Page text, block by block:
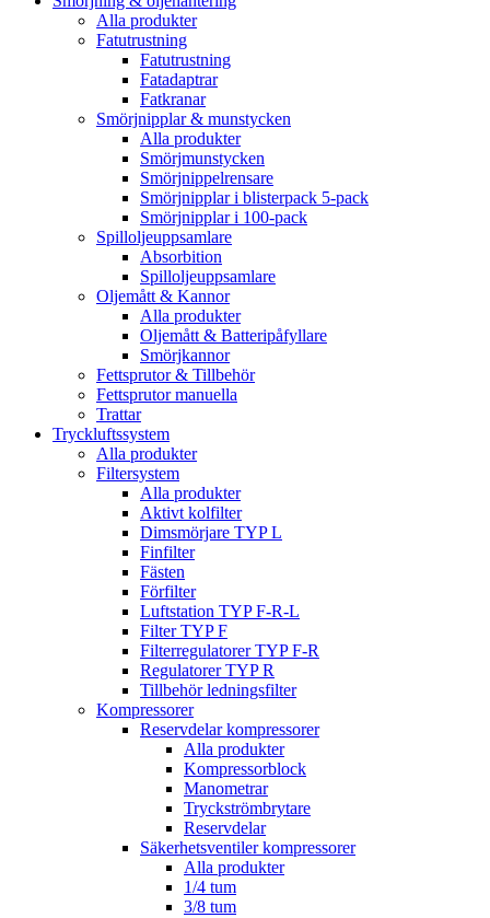
Alla produkter
Fatutrustning
Fatutrustning
Fatadaptrar
Fatkranar
Smörjnipplar & munstycken
Alla produkter
Smörjmunstycken
Smörjnippelrensare
Smörjnipplar i blisterpack 5-pack
Smörjnipplar i 100-pack
Spilloljeuppsamlare
Absorbition
Spilloljeuppsamlare
Oljemått & Kannor
Alla produkter
Oljemått & Batteripåfyllare
Smörjkannor
Fettsprutor & Tillbehör
Fettsprutor manuella
Trattar
Tryckluftssystem
Alla produkter
Filtersystem
Alla produkter
Aktivt kolfilter
Dimsmörjare TYP L
Finfilter
Fästen
Förfilter
Luftstation TYP F-R-L
Filter TYP F
Filterregulatorer TYP F-R
Regulatorer TYP R
Tillbehör ledningsfilter
Kompressorer
Reservdelar kompressorer
Alla produkter
Kompressorblock
Manometrar
Tryckströmbrytare
Reservdelar
Säkerhetsventiler kompressorer
Alla produkter
1/4 tum
3/8 tum